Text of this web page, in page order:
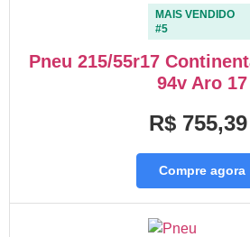
MAIS VENDIDO
#5
Pneu 215/55r17
94v Aro 17
R$ 755,39
Compre agora